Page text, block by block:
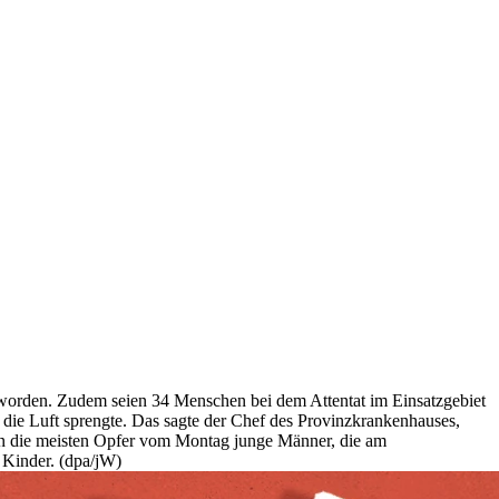
Zudem seien 34 Menschen bei dem Attentat im Einsatzgebiet
Luft sprengte. Das sagte der Chef des Provinzkrankenhauses,
meisten Opfer vom Montag junge Männer, die am
Kinder. (dpa/jW)